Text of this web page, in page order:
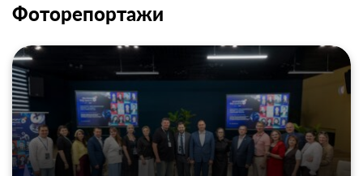
Фоторепортажи